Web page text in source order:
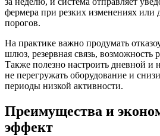
фермера при резких изменениях или
порогов.
На практике важно продумать
шлюз, резервная связь, возможность
Также полезно настроить дневной
не перегружать оборудование и
периоды низкой активности.
Преимущества и
эффект